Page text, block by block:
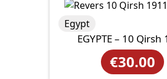
EGYPTE – 10 Qirsh
€30.00
Egypt